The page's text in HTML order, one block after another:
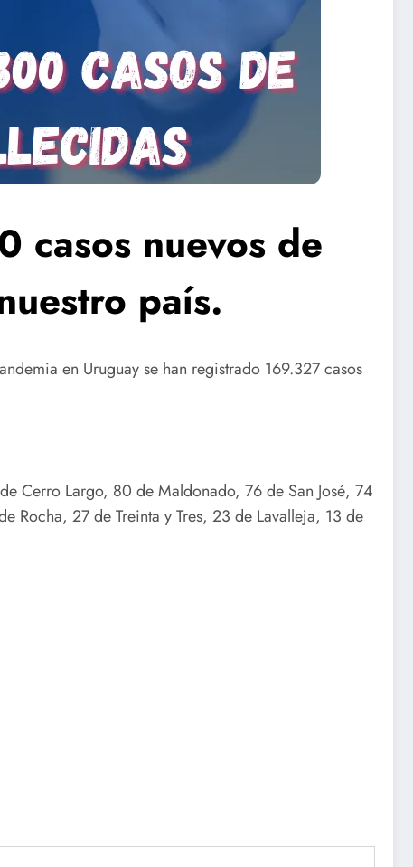
casos nuevos de
país.
en Uruguay se han registrado 169.327 casos
Cerro Largo, 80 de Maldonado, 76 de San José, 74
27 de Treinta y Tres, 23 de Lavalleja, 13 de